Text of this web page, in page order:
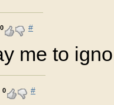
0 #
me to
0 #